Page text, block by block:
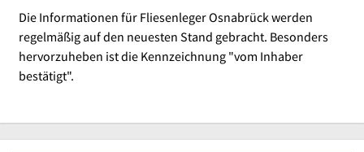
Die Informationen für Fliesenleger Osnabrück werden
regelmäßig auf den neuesten Stand gebracht. Besonders
hervorzuheben ist die Kennzeichnung "vom Inhaber
bestätigt".